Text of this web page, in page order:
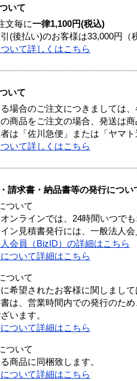
いて
文毎に一律1,100円(税込)
(後払い)のお客様は33,000円（
いて詳しくはこちら
いて
場合のご注文につきましては
商品をご注文の場合、発送は
は「佐川急便」または「ヤマ
いて詳しくはこちら
請求書・納品書等の発行につい
ついて
ンラインでは、24時間いつで
ン見積書発行には、一般法人会
会員（BizID）の詳細はこちら
ついて詳細はこちら
ついて
希望されたお客様に関しまし
は、営業時間内での発行のた
います。
ついて詳細はこちら
ついて
商品に同梱致します。
ついて詳細はこちら